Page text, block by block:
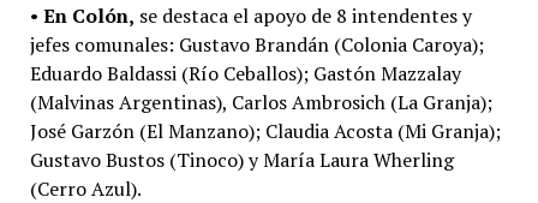
• En Colón, se destaca el apoyo de 8 intendentes y
jefes comunales: Gustavo Brandán (Colonia Caroya);
Eduardo Baldassi (Río Ceballos); Gastón Mazzalay
(Malvinas Argentinas), Carlos Ambrosich (La Granja);
José Garzón (El Manzano); Claudia Acosta (Mi Granja);
Gustavo Bustos (Tinoco) y María Laura Wherling
(Cerro Azul).